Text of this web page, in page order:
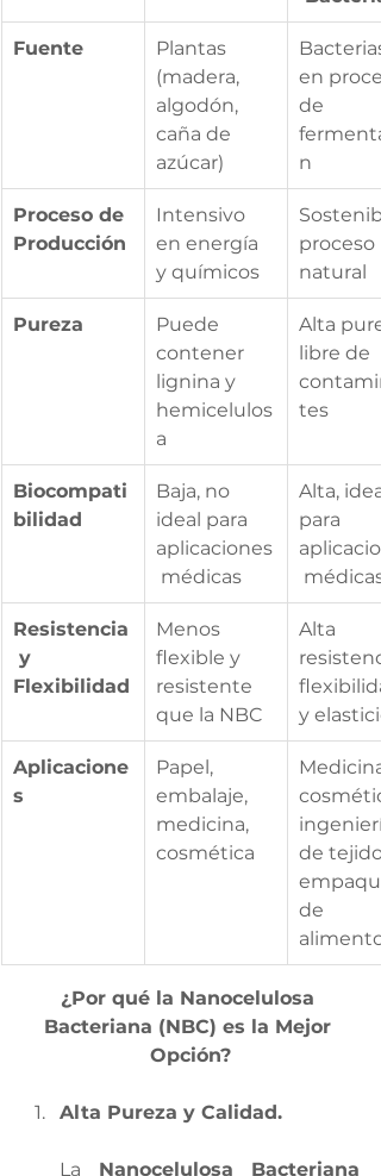
Fuente
Plantas
(madera,
algodón,
caña de
azúcar)
Bacterias
en
de
n
Proceso de
Producción
Intensivo
en energía
y químicos
proceso
natural
Pureza
Puede
contener
lignina y
hemicelulos
a
Alta
libre de
tes
Biocompati
bilidad
Baja, no
ideal para
aplicaciones
médicas
Alta,
para
médicas
Resistencia
y
Flexibilidad
Menos
flexible y
resistente
que la NBC
Alta
y
Aplicacione
s
Papel,
embalaje,
medicina,
cosmética
de
de
¿Por qué la Nanocelulosa
Bacteriana (NBC) es la Mejor
Opción?
Alta Pureza y Calidad.
La Nanocelulosa Bacteriana